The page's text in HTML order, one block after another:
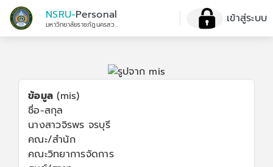
NSRU-Personal
มหาวิทยาลัยราชภัฏนครสวรรค์ เข้าสู่ระบบ
ข้อมูล (mis)
ชื่อ-สกุล
นางสาวจิรพร จรบุรี
คณะ/สำนัก
คณะวิทยาการจัดการ